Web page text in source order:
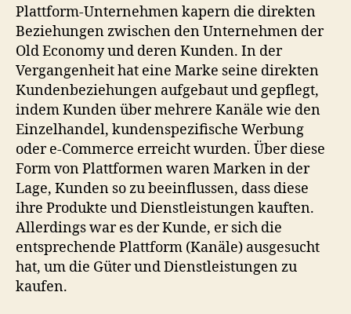
Plattform-Unternehmen kapern die direkten
Beziehungen zwischen den Unternehmen der
Old Economy und deren Kunden. In der
Vergangenheit hat eine Marke seine direkten
Kundenbeziehungen aufgebaut und gepflegt,
indem Kunden über mehrere Kanäle wie den
Einzelhandel, kundenspezifische Werbung
oder e-Commerce erreicht wurden. Über diese
Form von Plattformen waren Marken in der
Lage, Kunden so zu beeinflussen, dass diese
ihre Produkte und Dienstleistungen kauften.
Allerdings war es der Kunde, er sich die
entsprechende Plattform (Kanäle) ausgesucht
hat, um die Güter und Dienstleistungen zu
kaufen.